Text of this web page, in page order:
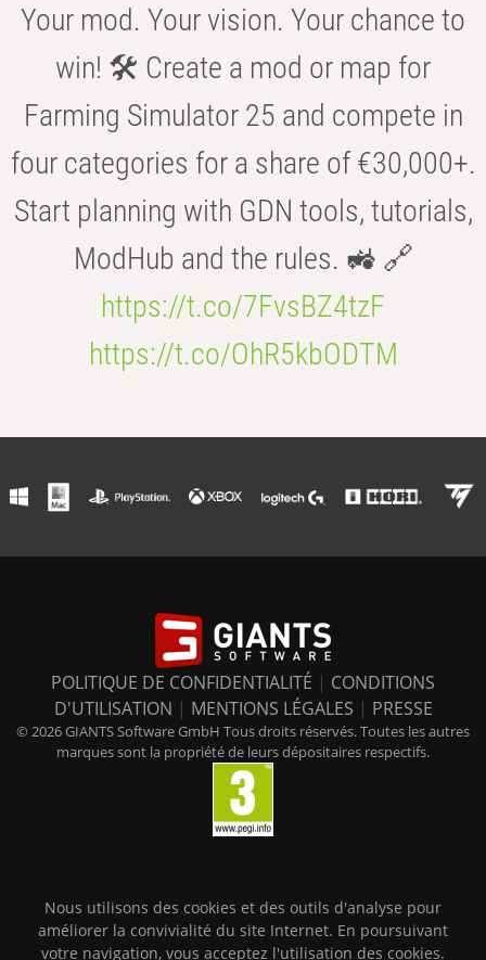
Your mod. Your vision. Your chance to
win! 🛠️ Create a mod or map for
Farming Simulator 25 and compete in
four categories for a share of €30,000+.
Start planning with GDN tools, tutorials,
ModHub and the rules. 🚜 🔗
https://t.co/7FvsBZ4tzF
https://t.co/OhR5kbODTM
POLITIQUE DE CONFIDENTIALITÉ | CONDITIONS
D'UTILISATION | MENTIONS LÉGALES | PRESSE
© 2026 GIANTS Software GmbH Tous droits réservés. Toutes les autres
marques sont la propriété de leurs dépositaires respectifs.
Nous utilisons des cookies et des outils d'analyse pour
améliorer la convivialité du site Internet. En poursuivant
votre navigation, vous acceptez l'utilisation des cookies.